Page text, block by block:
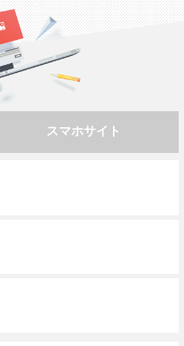
スマホサイト